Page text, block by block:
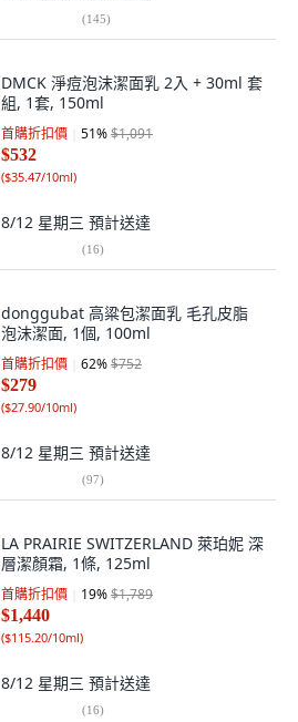
(145)
DMCK 淨痘泡沫潔面乳 2入 + 30ml 套
組, 1套, 150ml
首購折扣價 51%$1,091
$532
($35.47/10ml)
8/12 星期三 預計送達
(16)
donggubat 高粱包潔面乳 毛孔皮脂
泡沫潔面, 1個, 100ml
首購折扣價 62%$752
$279
($27.90/10ml)
8/12 星期三 預計送達
(97)
LA PRAIRIE SWITZERLAND 萊珀妮 深
層潔顏霜, 1條, 125ml
首購折扣價 19%$1,789
$1,440
($115.20/10ml)
8/12 星期三 預計送達
(16)